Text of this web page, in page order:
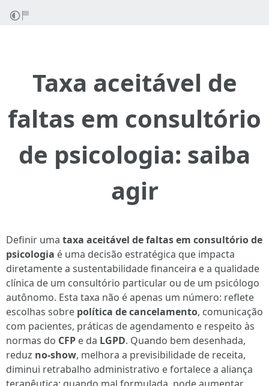
Taxa aceitável de
faltas em consultório
de psicologia: saiba
agir
Definir uma taxa aceitável de faltas em consultório de
psicologia é uma decisão estratégica que impacta
diretamente a sustentabilidade financeira e a qualidade
clínica de um consultório particular ou de um psicólogo
autônomo. Esta taxa não é apenas um número: reflete
escolhas sobre política de cancelamento, comunicação
com pacientes, práticas de agendamento e respeito às
normas do CFP e da LGPD. Quando bem desenhada,
reduz no-show, melhora a previsibilidade de receita,
diminui retrabalho administrativo e fortalece a aliança